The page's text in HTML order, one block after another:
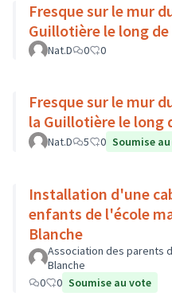
Fresque sur le mur
Guillotière le long
Nat.D 0 0
Fresque sur le mur
la Guillotière le long
Nat.D 5 0 Soumise
Installation d'une
enfants de l'école
Blanche
Association des parents
Blanche
0
0 Soumise au vote